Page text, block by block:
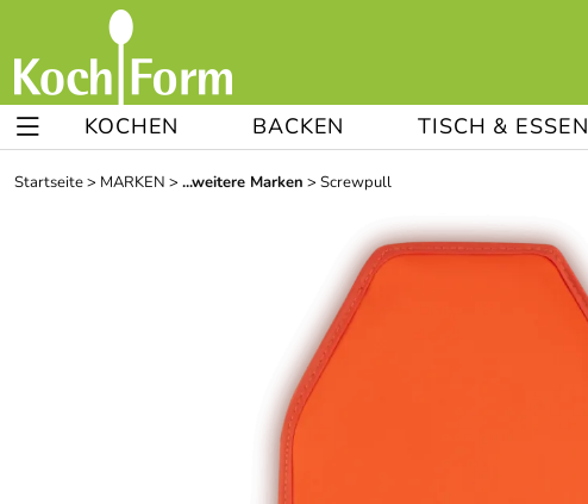
KOCHEN BACKEN TISCH & ESSEN
Startseite> MARKEN > ...weitere Marken > Screwpull